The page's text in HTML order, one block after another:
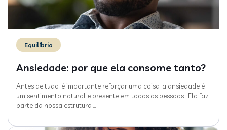
Equilíbrio
Ansiedade: por que ela consome tanto?
Antes de tudo, é importante reforçar uma coisa: a ansiedade é
um sentimento natural e presente em todas as pessoas. Ela faz
parte da nossa estrutura